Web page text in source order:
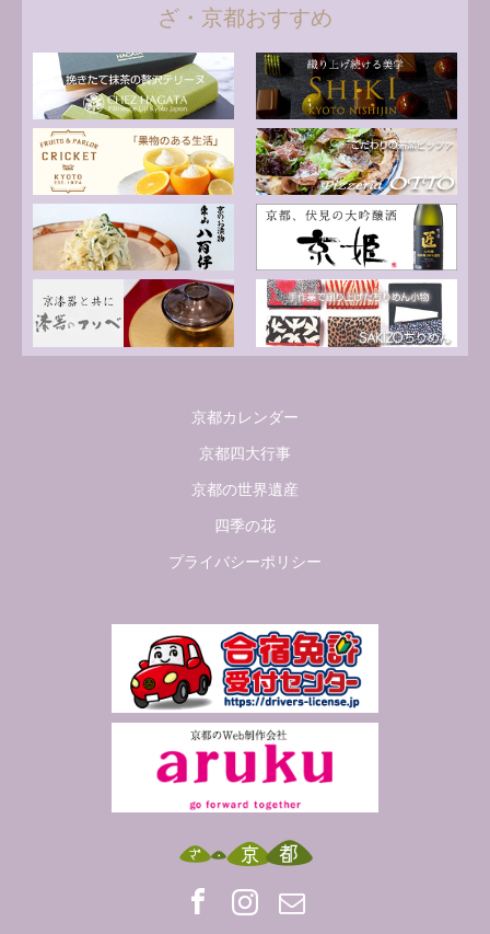
ざ・京都おすすめ
京都カレンダー
京都四大行事
京都の世界遺産
四季の花
プライバシーポリシー
Mail